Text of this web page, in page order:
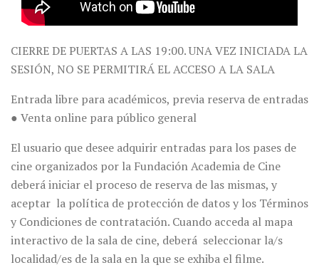
CIERRE DE PUERTAS A LAS 19:00. UNA VEZ INICIADA LA
SESIÓN, NO SE PERMITIRÁ EL ACCESO A LA SALA
Entrada libre para académicos, previa reserva de entradas
● Venta online para público general
El usuario que desee adquirir entradas para los pases de
cine organizados por la Fundación Academia de Cine
deberá iniciar el proceso de reserva de las mismas, y
aceptar la política de protección de datos y los Términos
y Condiciones de contratación. Cuando acceda al mapa
interactivo de la sala de cine, deberá seleccionar la/s
localidad/es de la sala en la que se exhiba el filme.